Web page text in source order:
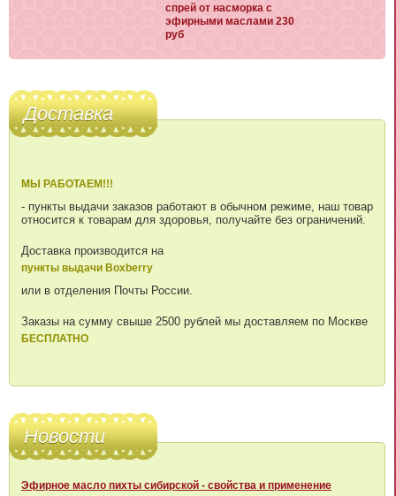
спрей от насморка с
эфирными маслами 230
руб
Доставка
МЫ РАБОТАЕМ!!!
- пункты выдачи заказов работают в обычном режиме, наш товар
относится к товарам для здоровья, получайте без ограничений.
Доставка производится на
пункты выдачи Boxberry
или в отделения Почты России.
Заказы на сумму свыше 2500 рублей мы доставляем по Москве
БЕСПЛАТНО
Новости
Эфирное масло пихты сибирской - свойства и применение